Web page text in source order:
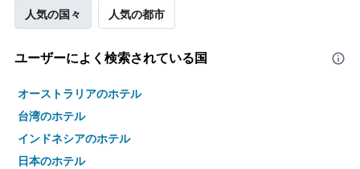
人気の国々 人気の都市
ユーザーによく検索されている国
オーストラリアのホテル
台湾のホテル
インドネシアのホテル
日本のホテル